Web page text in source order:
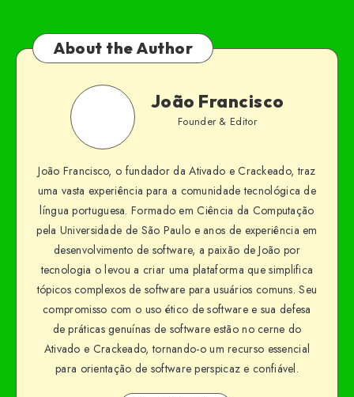
About the Author
João Francisco
Founder & Editor
João Francisco, o fundador da Ativado e Crackeado, traz
uma vasta experiência para a comunidade tecnológica de
língua portuguesa. Formado em Ciência da Computação
pela Universidade de São Paulo e anos de experiência em
desenvolvimento de software, a paixão de João por
tecnologia o levou a criar uma plataforma que simplifica
tópicos complexos de software para usuários comuns. Seu
compromisso com o uso ético de software e sua defesa
de práticas genuínas de software estão no cerne do
Ativado e Crackeado, tornando-o um recurso essencial
para orientação de software perspicaz e confiável.